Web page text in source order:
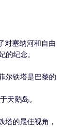
对塞纳河和自由
纪念。
尔铁塔是巴黎的
天鹅岛。
塔的最佳视角，